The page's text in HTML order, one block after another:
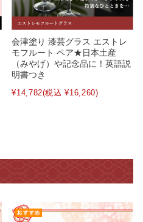
会津塗り 漆芸グラス エストレ
モフルート ペア★日本土産
（みやげ）や記念品に！英語説
明書つき
¥14,782(税込 ¥16,260)